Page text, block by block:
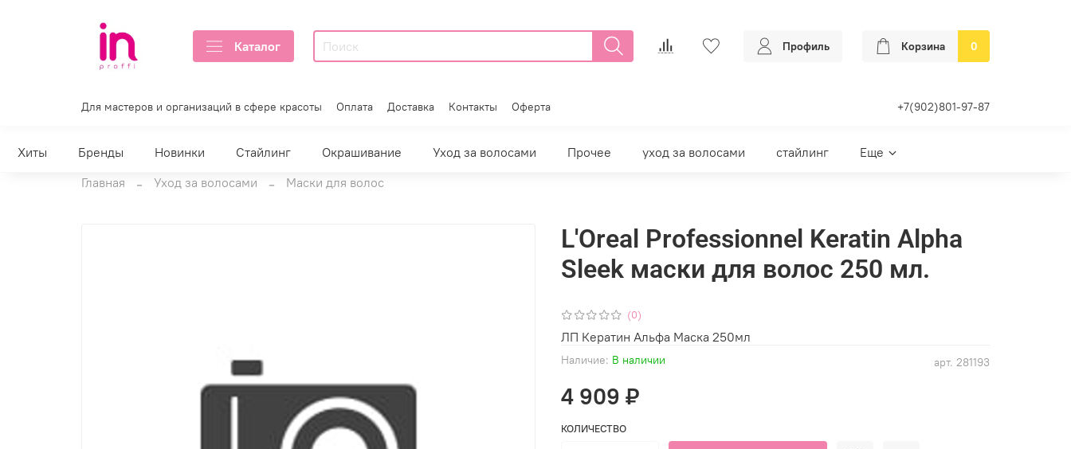
Каталог Профиль Корзина 0
Для мастеров и организаций в сфере красоты Оплата Доставка Контакты Оферта +7(902)801-97-87
Хиты Бренды Новинки Стайлинг Окрашивание Уход за волосами Прочее уход за волосами стайлинг
Еще
Главная
Уход за волосами Маски для волос
(0)
арт. 281193
Наличие: В наличии
L'Oreal Professionnel Keratin Alpha
Sleek маски для волос 250 мл.
4 909 ₽
КОЛИЧЕСТВО
ЛП Кератин Альфа Маска 250мл